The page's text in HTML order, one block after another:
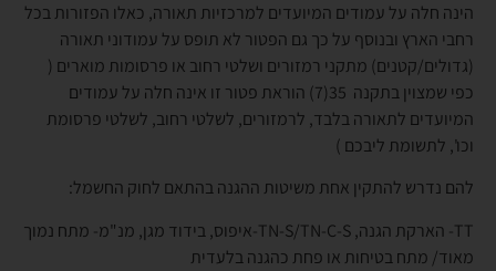
הינה חלה על עמודים המיועדים למרכזיות תאורה, כאלו הפזורות בכל
רחבי הארץ ובנוסף על כך גם הפטור לא תופס על עמודוני תאורה
(גדולים/קטנים) מתקני רמזורים ושלטי רחוב או פרסומות מוארים (
כפי שמצוין בתקנה 35(7) הוראת פטור זו אינה חלה על עמודים
המיועדים לתאורה בלבד, לרמזורים, לשלטי רחוב, לשלטי פרסומת
וכו', לתשומת ליבכם )
להם נדרש להתקין אחת משיטות ההגנה בהתאם לחוק החשמל:
TT- הארקת הגנה, TN-S/TN-C-S-איפוס, בידוד מגן, מנ"מ- מתח נמוך
מאוד/ מתח בטיחות או פחת כהגנה בלעדית